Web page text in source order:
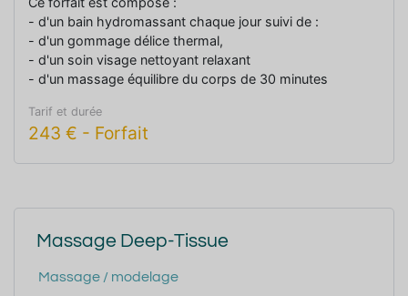
- d'un bain hydromassant chaque jour suivi de :
- d'un gommage délice thermal,
- d'un soin visage nettoyant relaxant
- d'un massage équilibre du corps de 30 minutes
Tarif et durée
243 € - Forfait
Massage Deep-Tissue
Massage / modelage